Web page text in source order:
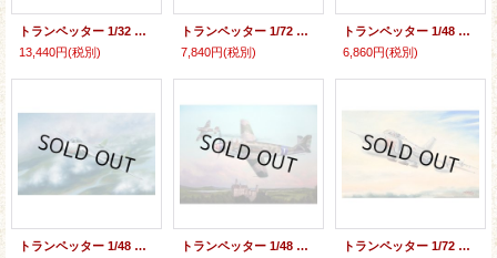
トランペッター 1/32 MiG-29 SMT フルクラムE【プラモデル】
13,440円(税別)
トランペッター 1/72 ソビエト軍 Tu-128M フィドラー【プラモデル】
7,840円(税別)
トランペッター 1/48 デ・ハビランド DH.110 シービクセン FAW.2【プラモデル】
6,860円(税別)
トランペッター 1/48 デ・ハビラント ヴァンパイアFB.Mk.5 【プラモデル】
トランペッター 1/48 メッサーシュミットMe509"ヴァンダーファルケ"【プラモデル】
トランペッター 1/72 中国空軍 ファンタン Q-5C攻撃機【プラモデル】